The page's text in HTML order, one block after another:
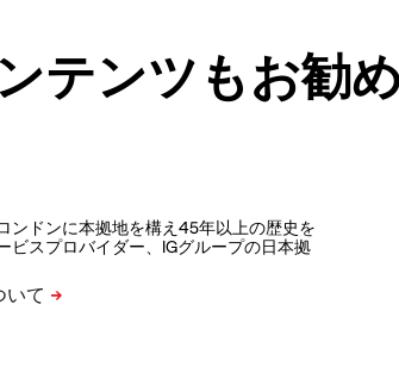
テンツもお勧
ンドンに本拠地を構え45年以上の歴史を
ビスプロバイダー、IGグループの日本拠